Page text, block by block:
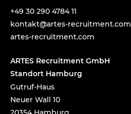
+49 30 290 4784 11
moc.t
nemti
urcer
-setr
a@tka
tnok
artes-recruitment.com
ARTES Recruitment GmbH
Standort Hamburg
Gutruf-Haus
Neuer Wall 10